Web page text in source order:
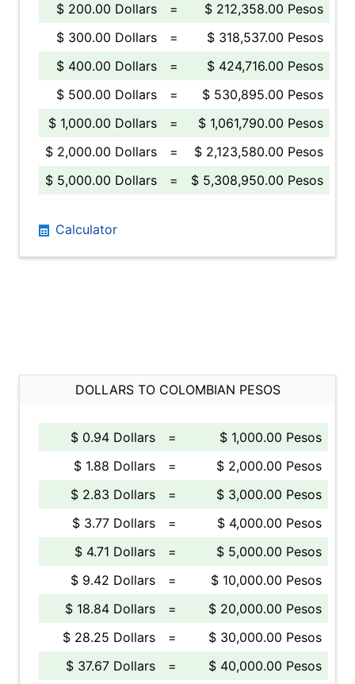
$ 200.00 Dollars
=
$ 212,358.00 Pesos
$ 300.00 Dollars
=
$ 318,537.00 Pesos
$ 400.00 Dollars
=
$ 424,716.00 Pesos
$ 500.00 Dollars
=
$ 530,895.00 Pesos
$ 1,000.00 Dollars
=
$ 1,061,790.00 Pesos
$ 2,000.00 Dollars
=
$ 2,123,580.00 Pesos
$ 5,000.00 Dollars
= $ 5,308,950.00 Pesos
Calculator
DOLLARS TO COLOMBIAN PESOS
$ 0.94 Dollars =
$ 1,000.00 Pesos
$ 1.88 Dollars
=
$ 2,000.00 Pesos
$ 2.83 Dollars
=
$ 3,000.00 Pesos
$ 3.77 Dollars
=
$ 4,000.00 Pesos
$ 4.71 Dollars
=
$ 5,000.00 Pesos
$ 9.42 Dollars
=
$ 10,000.00 Pesos
$ 18.84 Dollars
=
$ 20,000.00 Pesos
$ 28.25 Dollars
=
$ 30,000.00 Pesos
$ 37.67 Dollars
= $ 40,000.00 Pesos